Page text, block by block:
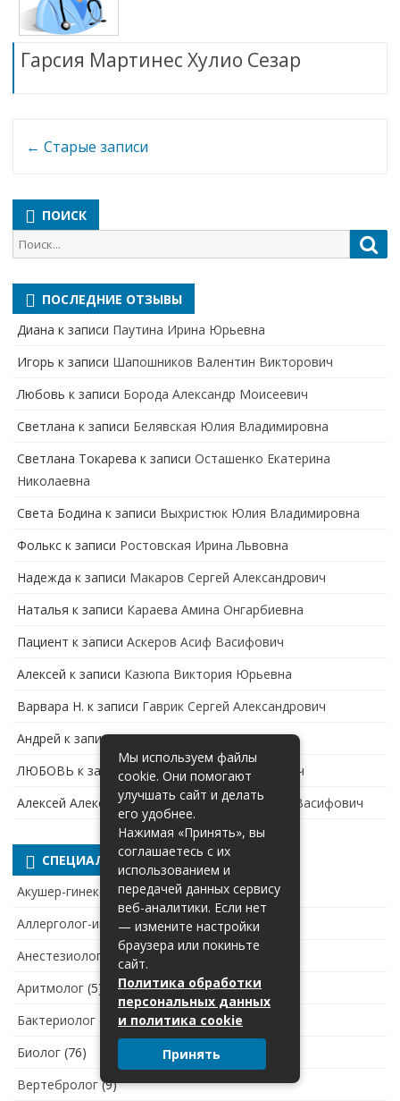
Гарсия Мартинес Хулио Сезар
← Старые записи
ПОИСК
Поиск
для:
ПОСЛЕДНИЕ ОТЗЫВЫ
Диана к записи Паутина Ирина Юрьевна
Игорь к записи Шапошников Валентин Викторович
Любовь к записи Борода Александр Моисеевич
Светлана к записи Белявская Юлия Владимировна
Cветлана Токарева к записи Осташенко Екатерина
Николаевна
Света Бодина к записи Выхристюк Юлия Владимировна
Фолькс к записи Ростовская Ирина Львовна
Надежда к записи Макаров Сергей Александрович
Наталья к записи Караева Амина Онгарбиевна
Пациент к записи Аскеров Асиф Васифович
Алексей к записи Казюпа Виктория Юрьевна
Варвара Н. к записи Гаврик Сергей Александрович
Андрей к записиРжевская Наталья Павловна
ЛЮБОВЬ к записиМолодкин Олег Николаевич
Алексей Александровк записи Аскеров Асиф Васифович
СПЕЦИАЛЬНОСТИ
Акушер-гинеколог(3 363)
Аллерголог-иммунолог(357)
Анестезиолог-реаниматолог(2 432)
Аритмолог (5)
Бактериолог (104)
Биолог (76)
Вертебролог(9)
Мы используем файлы
cookie. Они помогают
улучшать сайт и делать
его удобнее.
Нажимая «Принять», вы
соглашаетесь с их
использованием и
передачей данных сервису
веб-аналитики. Если нет
— измените настройки
браузера или покиньте
сайт.
Политика обработки
персональных данных
и политика cookie
Принять